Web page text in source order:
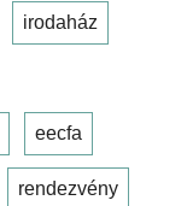
irodaház
eecfa
rendezvény